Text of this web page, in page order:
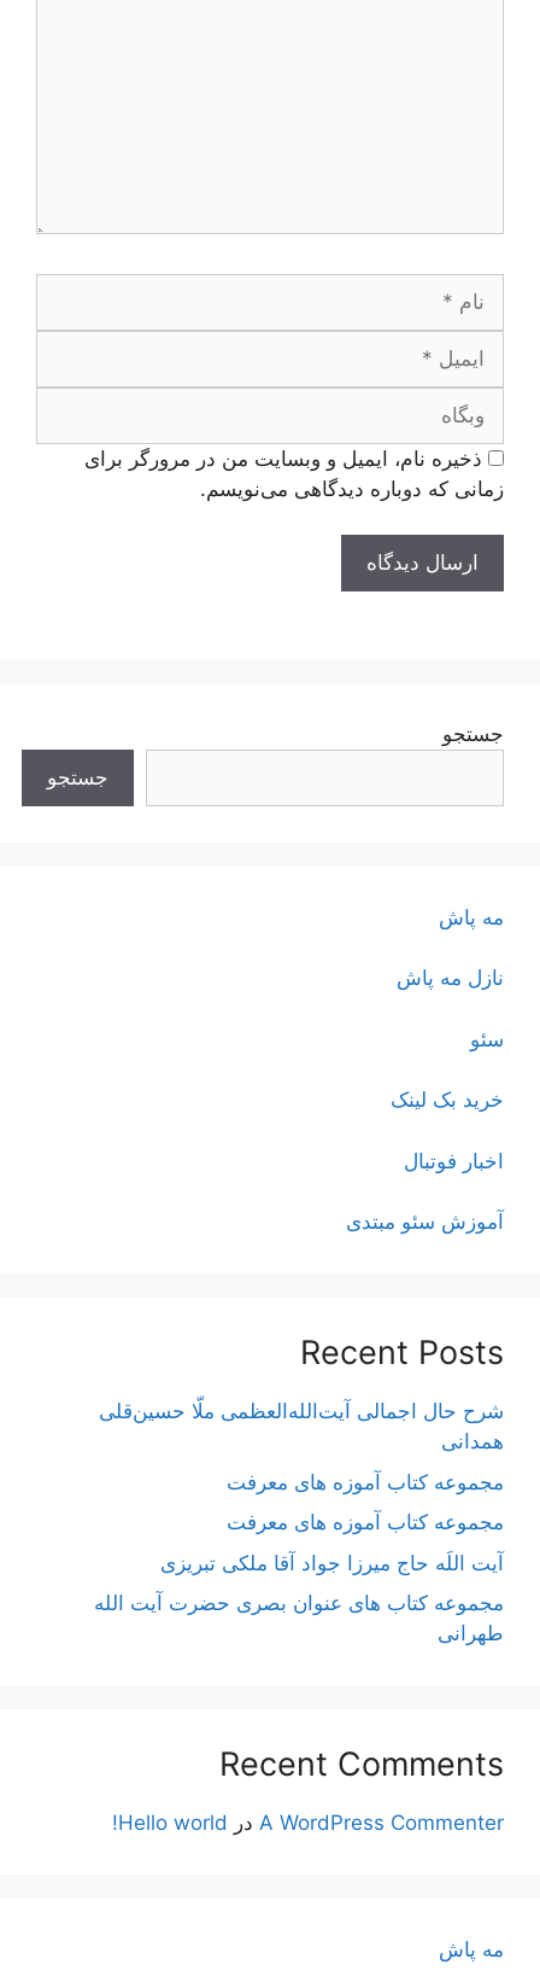
وبگاه
ذخیره نام، ایمیل و وبسایت من در مرورگر برای
زمانی که دوباره دیدگاهی می‌نویسم.
جستجو
جستجو
مه پاش
نازل مه پاش
سئو
خرید بک لینک
اخبار فوتبال
آموزش سئو مبتدی
Recent Posts
شرح حال اجمالی آیت‌الله‌العظمی ملّا حسین‌قلی
همدانی
مجموعه کتاب آموزه های معرفت
مجموعه کتاب آموزه های معرفت
آیت اللَه حاج میرزا جواد آقا ملکی تبریزی
مجموعه کتاب های عنوان بصری حضرت آیت الله
طهرانی
Recent Comments
A WordPress Commenter در Hello world!
مه پاش